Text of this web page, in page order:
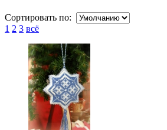
Сортировать по:
1 2 3 всё